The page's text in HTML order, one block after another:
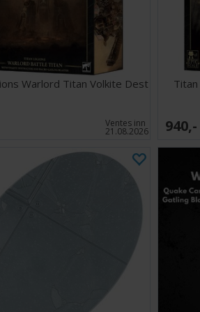
Warlord Titan Volkite Dest
Ventes inn
21.08.2026 940,-